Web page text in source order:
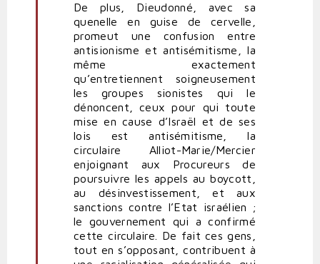
De plus, Dieudonné, avec sa
quenelle en guise de cervelle,
promeut une confusion entre
antisionisme et antisémitisme, la
même exactement
qu’entretiennent soigneusement
les groupes sionistes qui le
dénoncent, ceux pour qui toute
mise en cause d’Israël et de ses
lois est antisémitisme, la
circulaire Alliot-Marie/Mercier
enjoignant aux Procureurs de
poursuivre les appels au boycott,
au désinvestissement, et aux
sanctions contre l’Etat israélien ;
le gouvernement qui a confirmé
cette circulaire. De fait ces gens,
tout en s’opposant, contribuent à